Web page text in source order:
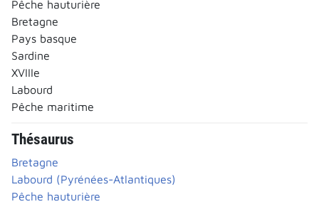
Pêche hauturière
Bretagne
Pays basque
Sardine
XVIIIe
Labourd
Pêche maritime
Thésaurus
Bretagne
Labourd (Pyrénées-Atlantiques)
Pêche hauturière